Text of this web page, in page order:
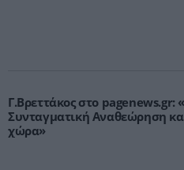
Γ.Βρεττάκος στο
Συνταγματική Αναθεώρηση
χώρα»